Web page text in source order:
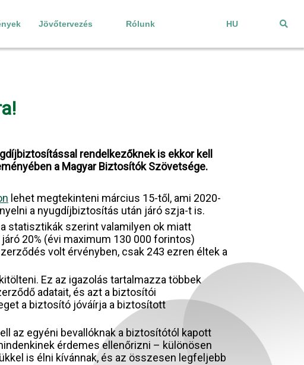
Jövőtervezés Rólunk HU
rendelkezőknek is ekkor kell
a Magyar Biztosítók Szövetsége.
lehet megtekinteni március 15-től, ami 2020-
a nyugdíjbiztosítás után járó szja-t is.
statisztikák szerint valamilyen ok miatt
20% (évi maximum 130 000 forintos)
volt érvényben, csak 243 ezren éltek a
Ez az igazolás tartalmazza többek
adatait, és azt a biztosítói
a biztosító jóváírja a biztosított
az egyéni bevallóknak a biztosítótól kapott
érdemes ellenőrizni – különösen
is élni kívánnak, és az összesen legfeljebb